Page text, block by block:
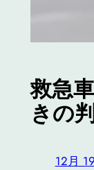
救急
きの
12月